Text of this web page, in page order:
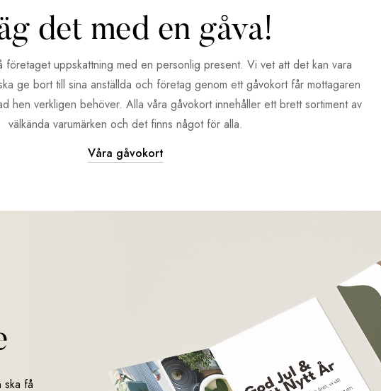
det med en gåva!
företaget uppskattning med en personlig present. Vi vet att det kan vara
ge bort till sina anställda och företag genom ett gåvokort får mottagaren
hen verkligen behöver. Alla våra gåvokort innehåller ett brett sortiment av
välkända varumärken och det finns något för alla.
Våra gåvokort
ska få